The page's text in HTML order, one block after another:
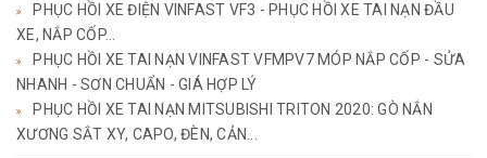
PHỤC HỒI XE ĐIỆN VINFAST VF3 - PHỤC HỒI XE TAI NẠN ĐẦU
XE, NẮP CỐP...
PHỤC HỒI XE TAI NẠN VINFAST VFMPV7 MÓP NẮP CỐP - SỬA
NHANH - SƠN CHUẨN - GIÁ HỢP LÝ
PHỤC HỒI XE TAI NẠN MITSUBISHI TRITON 2020: GÒ NẮN
XƯƠNG SẮT XY, CAPO, ĐÈN, CẢN...